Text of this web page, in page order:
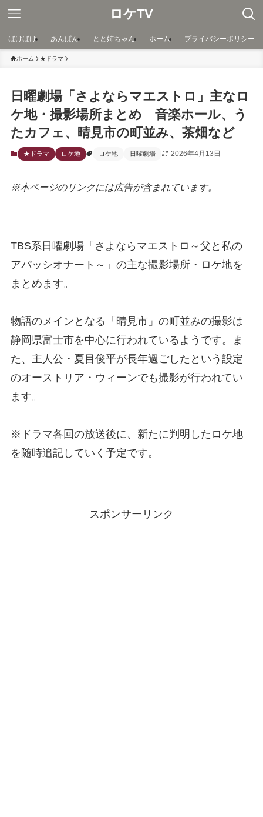
ロケTV
ばけばけ あんぱん とと姉ちゃん ホーム プライバシーポリシー
ホーム ★ドラマ
日曜劇場「さよならマエストロ」主なロ
ケ地・撮影場所まとめ 音楽ホール、う
たカフェ、晴見市の町並み、茶畑など
★ドラマ ロケ地 ロケ地 日曜劇場 2026年4月13日
※本ページのリンクには広告が含まれています。
TBS系日曜劇場「さよならマエストロ～父と私の
アパッシオナート～」の主な撮影場所・ロケ地を
まとめます。
物語のメインとなる「晴見市」の町並みの撮影は
静岡県富士市を中心に行われているようです。ま
た、主人公・夏目俊平が長年過ごしたという設定
のオーストリア・ウィーンでも撮影が行われてい
ます。
※ドラマ各回の放送後に、新たに判明したロケ地
を随時追記していく予定です。
スポンサーリンク